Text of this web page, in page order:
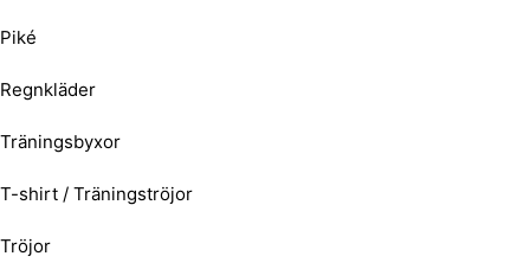
Piké
Regnkläder
Träningsbyxor
T-shirt / Träningströjor
Tröjor